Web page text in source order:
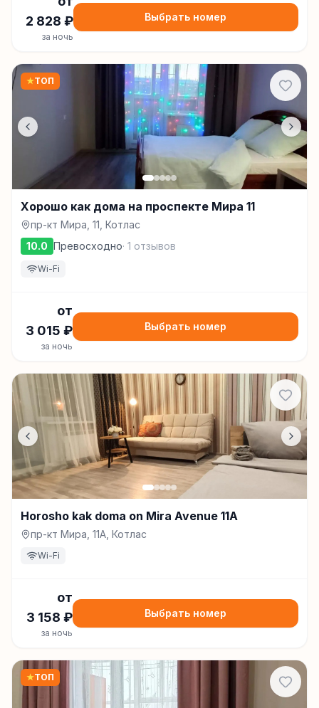
2 828 ₽
за ночь
Выбрать номер
★ТОП
Хорошо как дома на проспекте Мира 11
пр-кт Мира, 11, Котлас
10.0 Превосходно· 1 отзывов
Wi-Fi
от
3 015 ₽
за ночь
Выбрать номер
Horosho kak doma on Mira Avenue 11A
пр-кт Мира, 11А, Котлас
Wi-Fi
от
3 158 ₽
за ночь
Выбрать номер
★ТОП